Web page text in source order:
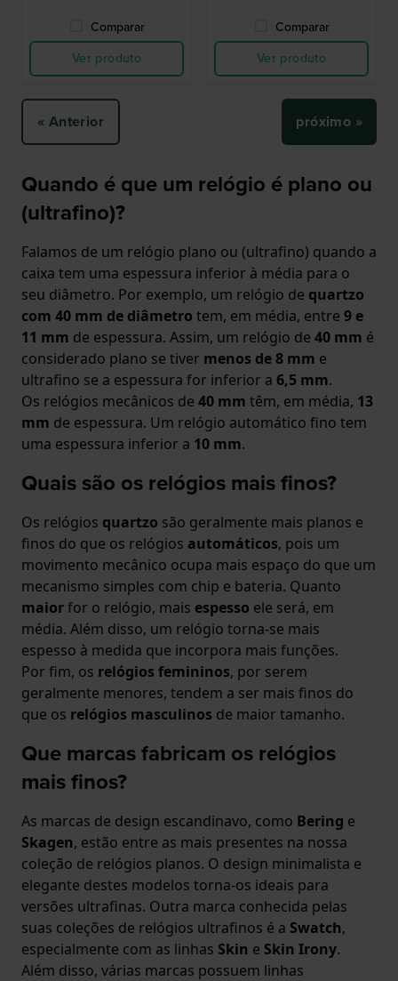
Comparar
Ver produto
Comparar
Ver produto
« Anterior próximo »
Quando é que um relógio é plano ou
(ultrafino)?
Falamos de um relógio plano ou (ultrafino) quando a
caixa tem uma espessura inferior à média para o
seu diâmetro. Por exemplo, um relógio de quartzo
com 40 mm de diâmetro tem, em média, entre 9 e
11 mm de espessura. Assim, um relógio de 40 mm é
considerado plano se tiver menos de 8 mm e
ultrafino se a espessura for inferior a 6,5 mm.
Os relógios mecânicos de 40 mm têm, em média, 13
mm de espessura. Um relógio automático fino tem
uma espessura inferior a 10 mm.
Quais são os relógios mais finos?
Os relógios quartzo são geralmente mais planos e
finos do que os relógios automáticos, pois um
movimento mecânico ocupa mais espaço do que um
mecanismo simples com chip e bateria. Quanto
maiorfor o relógio, mais espesso ele será, em
média. Além disso, um relógio torna-se mais
espesso à medida que incorpora mais funções.
Por fim, os relógios femininos, por serem
geralmente menores, tendem a ser mais finos do
que os relógios masculinos de maior tamanho.
Que marcas fabricam os relógios
mais finos?
As marcas de design escandinavo, como Bering e
Skagen, estão entre as mais presentes na nossa
coleção de relógios planos. O design minimalista e
elegante destes modelos torna-os ideais para
versões ultrafinas. Outra marca conhecida pelas
suas coleções de relógios ultrafinos é a Swatch,
especialmente com as linhas Skin e Skin Irony.
Além disso, várias marcas possuem linhas